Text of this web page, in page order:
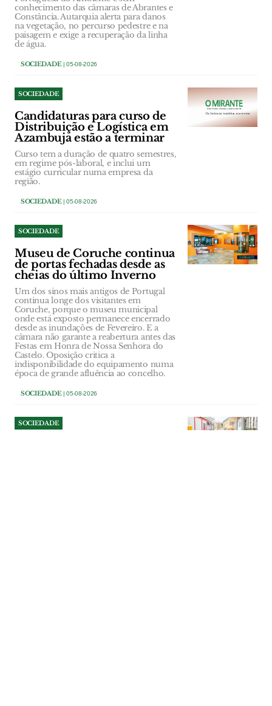
conhecimento das câmaras de Abrantes e
Constância. Autarquia alerta para danos
na vegetação, no percurso pedestre e na
paisagem e exige a recuperação da linha
de água.
SOCIEDADE| 05-08-2026
SOCIEDADE
Candidaturas para curso de
Distribuição e Logística em
Azambuja estão a terminar
Curso tem a duração de quatro semestres,
em regime pós-laboral, e inclui um
estágio curricular numa empresa da
região.
SOCIEDADE| 05-08-2026
SOCIEDADE
Museu de Coruche continua
de portas fechadas desde as
cheias do último Inverno
Um dos sinos mais antigos de Portugal
continua longe dos visitantes em
Coruche, porque o museu municipal
onde está exposto permanece encerrado
desde as inundações de Fevereiro. E a
câmara não garante a reabertura antes das
Festas em Honra de Nossa Senhora do
Castelo. Oposição critica a
indisponibilidade do equipamento numa
época de grande afluência ao concelho.
SOCIEDADE| 05-08-2026
SOCIEDADE